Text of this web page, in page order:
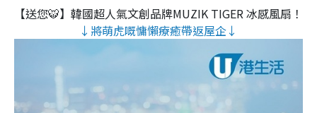
【送您🐯】韓國超人氣文創品牌MUZIK TIGER 冰感風扇！
↓將萌虎嘅慵懶療癒帶返屋企↓